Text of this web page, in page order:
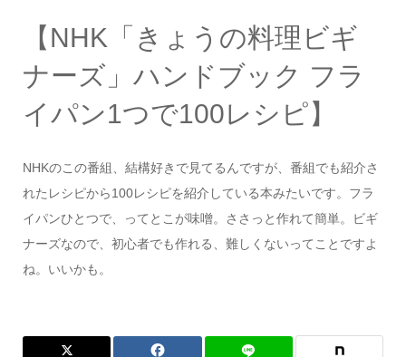
【NHK「きょうの料理ビギ
ナーズ」ハンドブック フラ
イパン1つで100レシピ】
NHKのこの番組、結構好きで見てるんですが、番組でも紹介さ
れたレシピから100レシピを紹介している本みたいです。フラ
イパンひとつで、ってとこが味噌。ささっと作れて簡単。ビギ
ナーズなので、初心者でも作れる、難しくないってことですよ
ね。いいかも。